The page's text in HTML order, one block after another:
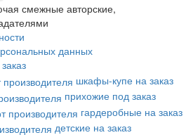
смежные авторские,
данных
шкафы-купе на заказ
прихожие под заказ
гардеробные на заказ
детские на заказ